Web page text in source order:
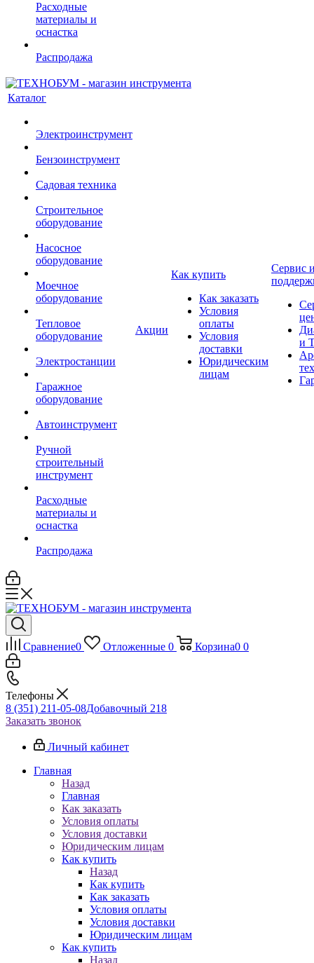
Расходные
материалы и
оснастка
Распродажа
Каталог
Электроинструмент
Бензоинструмент
Садовая техника
Строительное
оборудование
Насосное
оборудование
Моечное
оборудование
Тепловое
оборудование
Электростанции
Гаражное
оборудование
Автоинструмент
Ручной
строительный
инструмент
Расходные
материалы и
оснастка
Распродажа
Акции
Как купить
Как заказать
Условия
оплаты
Условия
доставки
Юридическим
лицам
Сервис
и
Сравнение0 Отложенные 0 Корзина0 0
Телефоны
8 (351) 211-05-08Добавочный 218
Заказать звонок
Личный кабинет
Главная
Назад
Главная
Как заказать
Условия оплаты
Условия доставки
Юридическим лицам
Как купить
Назад
Как купить
Как заказать
Условия оплаты
Условия доставки
Юридическим лицам
Как купить
Назад